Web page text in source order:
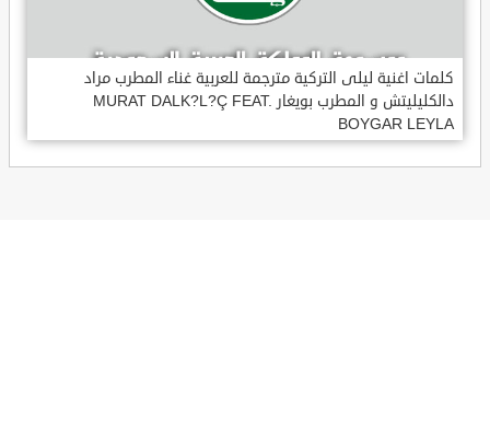
كلمات اغنية ليلى التركية مترجمة للعربية غناء المطرب مراد
دالكليليتش و المطرب بويغار MURAT DALK?L?Ç FEAT.
BOYGAR LEYLA